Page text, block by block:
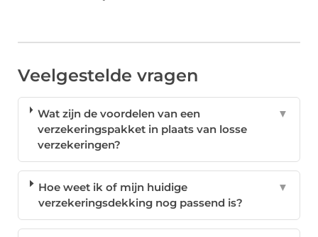
Veelgestelde vragen
Wat zijn de voordelen van een
verzekeringspakket in plaats van losse
verzekeringen?
▼
Hoe weet ik of mijn huidige
verzekeringsdekking nog passend is?
▼